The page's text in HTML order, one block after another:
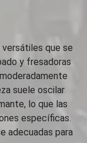
que se
y fresadoras
suele oscilar
lo que las
específicas.
adecuadas para